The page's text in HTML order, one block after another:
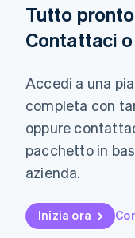
Tutto
Contattaci
Accedi a una
completa con
oppure
pacchetto in
azienda.
Inizia ora
Lituania
English
Lussemburgo
Malaysia
简体中文
Malta
English
Messico
EspañolEnglish
Norvegia
Nuova Zelanda
English